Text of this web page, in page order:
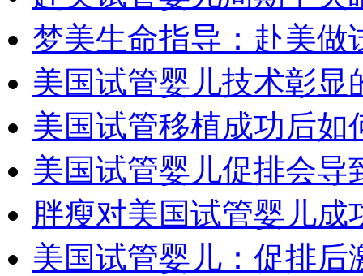
梦美生命指导：赴美做
美国试管婴儿技术彰
美国试管移植成功后
美国试管婴儿促排会导
胖瘦对美国试管婴儿成
美国试管婴儿：促排